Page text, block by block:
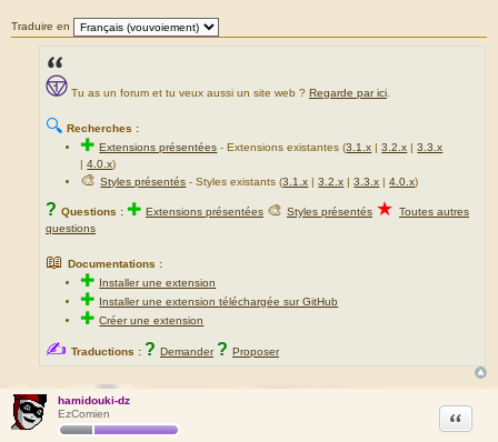
Traduire en
Tu as un forum et tu veux aussi un site web ? Regarde par ici
🔍 Recherches :
✚Extensions présentées -Extensions existantes (3.1.x |3.2.x |3.3.x
|4.0.x)
🎨Styles présentés - Styles existants (3.1.x |3.2.x |3.3.x |4.0.x)
? Questions : ✚ Extensions présentées 🎨 Styles présentés ★ Toutes autres
questions
📖 Documentations :
✚ Installer une extension
✚ Installer une extension téléchargée sur GitHub
✚Créer une extension
✍ Traductions : ? Demander ? Proposer
hamidouki-dz
EzComien
Citation